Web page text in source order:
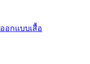
ออกแบบเสื้อ